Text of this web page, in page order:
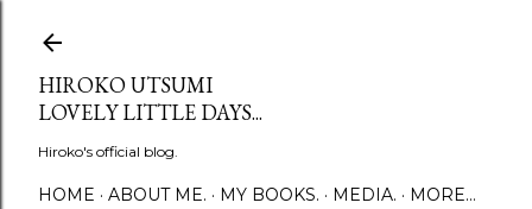
HIROKO UTSUMI
LOVELY LITTLE DAYS...
Hiroko's official blog.
HOME ABOUT ME. MY BOOKS. MEDIA. MORE…